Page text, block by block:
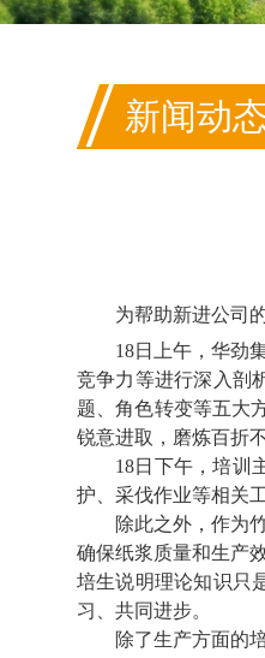
新闻动
为帮助新进公司
18日上午，华劲
竞争力等进行深入剖
题、角色转变等五大
锐意进取，磨炼百折
18日下午，培训
护、采伐作业等相关
除此之外，作为竹
确保纸浆质量和生产
培生说明理论知识只
习、共同进步。
除了生产方面的培